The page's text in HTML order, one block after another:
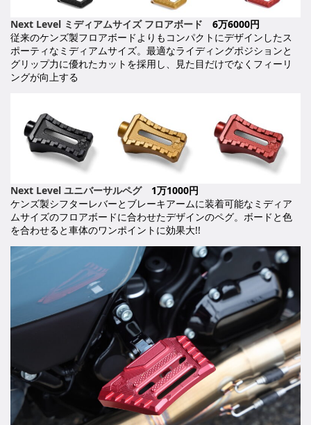
Next Level ミディアムサイズ フロアボード 6万6000円
従来のケンズ製フロアボードよりもコンパクトにデザインしたス
ポーティなミディアムサイズ。最適なライディングポジションと
グリップ力に優れたカットを採用し、見た目だけでなくフィーリ
ングが向上する
Next Level ユニバーサルペグ1万1000円
ケンズ製シフターレバーとブレーキアームに装着可能なミディア
ムサイズのフロアボードに合わせたデザインのペグ。ボードと色
を合わせると車体のワンポイントに効果大!!